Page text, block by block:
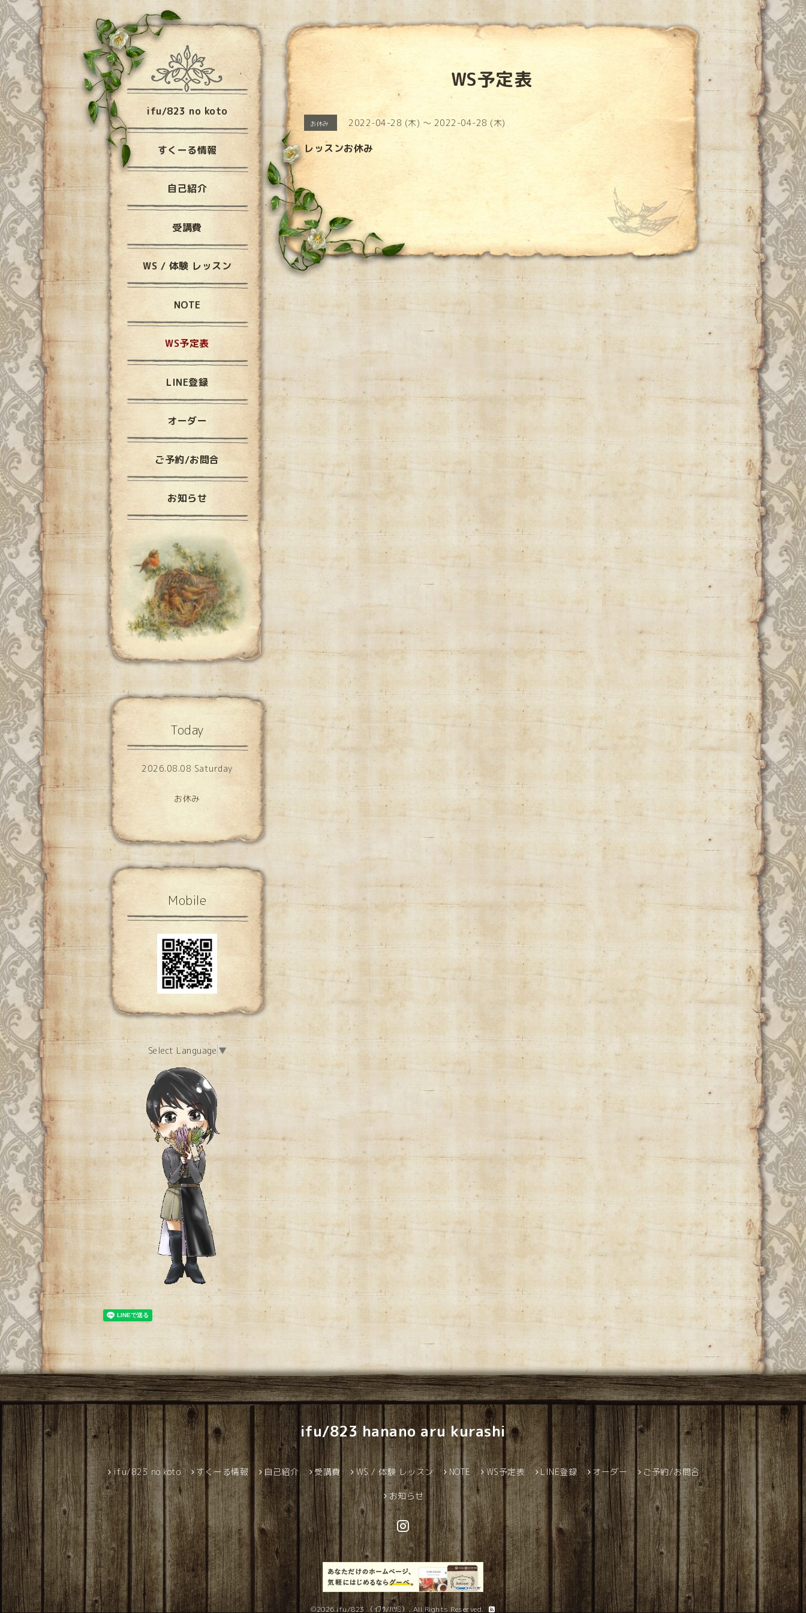
WS予定表
お休み 2022-04-28 (木) ～ 2022-04-28 (木)
レッスンお休み
ifu/823 no koto
すくーる情報
自己紹介
受講費
WS / 体験 レッスン
NOTE
WS予定表
LINE登録
オーダー
ご予約/お問合
お知らせ
Today
2026.08.08 Saturday
お休み
Mobile
Select Language ▼
ifu/823 hanano aru kurashi
ifu/823 no koto すくーる情報 自己紹介 受講費 WS / 体験 レッスン NOTE WS予定表 LINE登録 オーダー ご予約/お問合
お知らせ
©2026ifu/823 （ｲﾌｳ/ﾊﾂﾐ）. All Rights Reserved.